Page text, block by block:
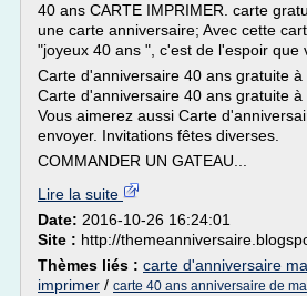
40 ans CARTE IMPRIMER. carte
une carte anniversaire; Avec cette
"joyeux 40 ans ", c'est de l'espoir que
Carte d'anniversaire 40 ans gratuite à
Carte d'anniversaire 40 ans gratuite à
Vous aimerez aussi Carte
envoyer. Invitations fêtes diverses.
COMMANDER UN GATEAU...
Lire la suite
Date: 2016-10-26 16:24:01
Site : http://
Thèmes liés : carte d'anniversaire
imprimer / carte 40 ans anniversaire de